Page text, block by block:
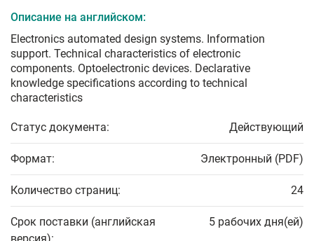
Описание на английском:
Electronics automated design systems. Information
support. Technical characteristics of electronic
components. Optoelectronic devices. Declarative
knowledge specifications according to technical
characteristics
Статус документа: Действующий
Формат: Электронный (PDF)
Количество страниц: 24
Срок поставки (английская
5 рабочих дня(ей)